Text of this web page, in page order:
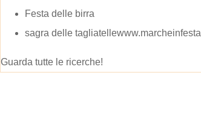
Festa delle birra
sagra delle tagliatellewww.marcheinfesta
Guarda tutte le ricerche!